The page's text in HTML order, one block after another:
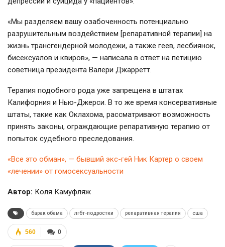
«Мы разделяем вашу озабоченность потенциально
разрушительным воздействием [репаративной терапии] на
жизнь трансгендерной молодежи, а также геев, лесбиянок,
бисексуалов и квиров», — написала в ответ на петицию
советница президента Валери Джарретт.
Терапия подобного рода уже запрещена в штатах
Калифорния и Нью-Джерси. В то же время консервативные
штаты, такие как Оклахома, рассматривают возможность
принять законы, ограждающие репаративную терапию от
попыток судебного преследования.
«Все это обман», — бывший экс-гей Ник Картер о своем
«лечении» от гомосексуальности
Автор: Коля Камуфляж
барак обама лгбт-подростки репаративная терапия сша
0
560